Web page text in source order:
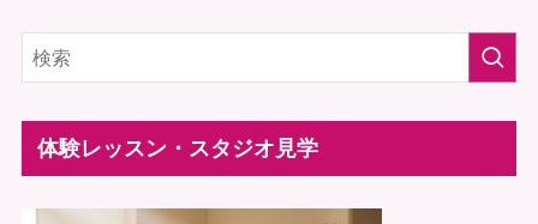
体験レッスン・スタジオ見学